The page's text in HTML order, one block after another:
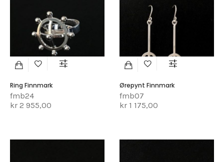
Ring Finnmark
fmb24
kr 2 955,00
Ørepynt Finnmark
fmb07
kr 1 175,00